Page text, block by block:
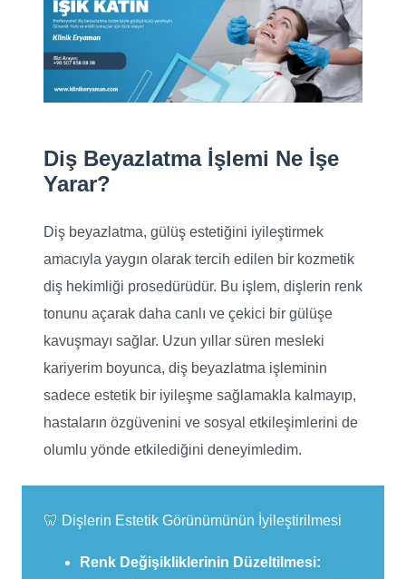
Diş Beyazlatma İşlemi Ne İşe
Yarar?
Diş beyazlatma, gülüş estetiğini iyileştirmek
amacıyla yaygın olarak tercih edilen bir kozmetik
diş hekimliği prosedürüdür. Bu işlem, dişlerin renk
tonunu açarak daha canlı ve çekici bir gülüşe
kavuşmayı sağlar. Uzun yıllar süren mesleki
kariyerim boyunca, diş beyazlatma işleminin
sadece estetik bir iyileşme sağlamakla kalmayıp,
hastaların özgüvenini ve sosyal etkileşimlerini de
olumlu yönde etkilediğini deneyimledim.
🦷 Dişlerin Estetik Görünümünün İyileştirilmesi
Renk Değişikliklerinin Düzeltilmesi: